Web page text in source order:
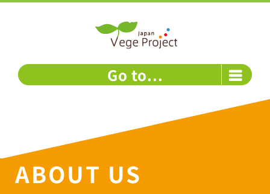
Go to...
ABOUT US